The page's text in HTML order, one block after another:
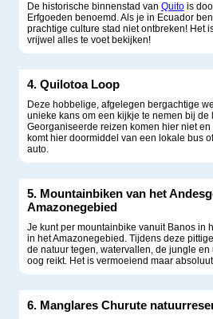
De historische binnenstad van Quitois
Erfgoeden benoemd. Als je in Ecuador
prachtige culture stad niet ontbreken! Het
vrijwel alles te voet bekijken!
4. Quilotoa Loop
Deze hobbelige, afgelegen bergachtige
unieke kans om een kijkje te nemen bij
Georganiseerde reizen komen hier niet
komt hier doormiddel van een lokale bus
auto.
5. Mountainbiken van het
Amazonegebied
Je kunt per mountainbike vanuit Banos in
in het Amazonegebied. Tijdens deze
de natuur tegen, watervallen, de jungle
oog reikt. Het is vermoeiend maar
6. Manglares Churute